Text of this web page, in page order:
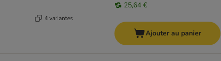
4 variantes
25,64 €
Ajouter au panier